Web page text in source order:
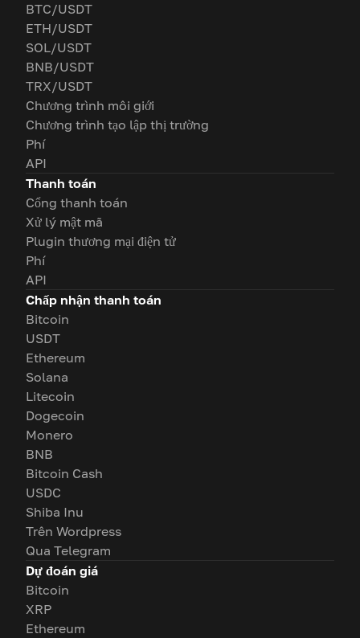
BTC/USDT
ETH/USDT
SOL/USDT
BNB/USDT
TRX/USDT
Chương trình môi giới
Chương trình tạo lập thị trường
Phí
API
Thanh toán
Cổng thanh toán
Xử lý mật mã
Plugin thương mại điện tử
Phí
API
Chấp nhận thanh toán
Bitcoin
USDT
Ethereum
Solana
Litecoin
Dogecoin
Monero
BNB
Bitcoin Cash
USDC
Shiba Inu
Trên Wordpress
Qua Telegram
Dự đoán giá
Bitcoin
XRP
Ethereum